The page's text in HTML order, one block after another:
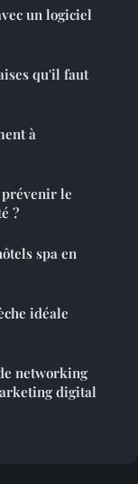
un logiciel
qu'il faut
à
le
?
spa en
idéale
networking
digital